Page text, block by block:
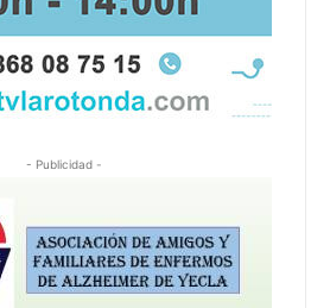
- Publicidad -